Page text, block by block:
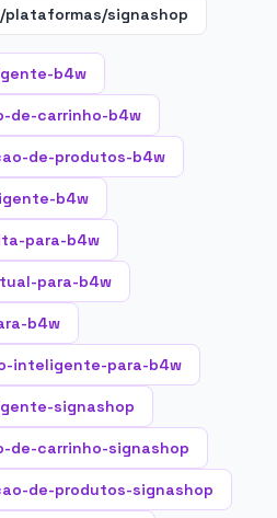
/plataformas/signashop
b4w
de-carrinho-b4w
de-produtos-b4w
b4w
para-b4w
para-b4w
b4w
inteligente-para-b4w
signashop
de-carrinho-signashop
de-produtos-signashop